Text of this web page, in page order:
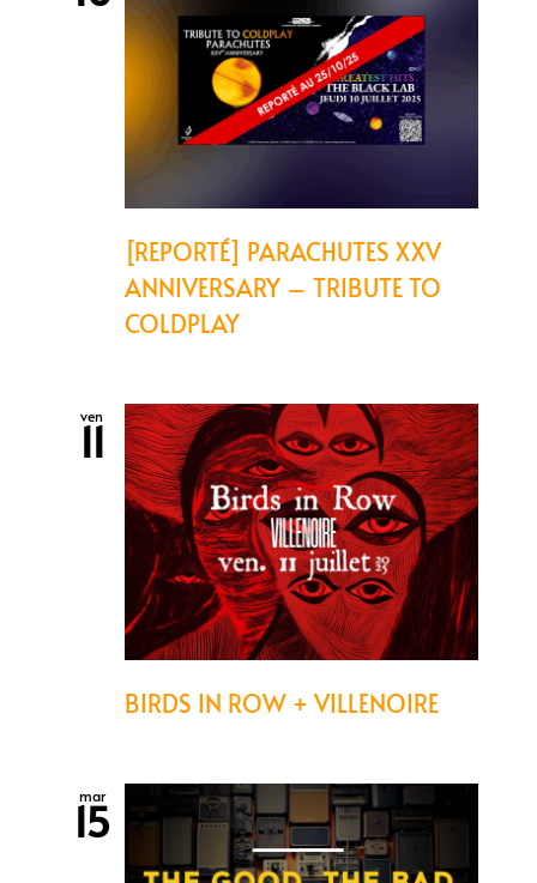
[REPORTÉ] PARACHUTES XXV
ANNIVERSARY – TRIBUTE TO
COLDPLAY
ven
11
BIRDS IN ROW + VILLENOIRE
mar
15